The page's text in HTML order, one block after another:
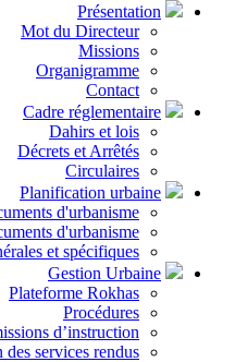
Présentation
Mot du Directeur
Missions
Organigramme
Contact
Cadre réglementaire
Dahirs et lois
Décrets et Arrêtés
Circulaires
Planification urbaine
d'urbanisme
d'urbanisme
et spécifiques
Gestion Urbaine
Plateforme Rokhas
Procédures
d’instruction
des services rendus